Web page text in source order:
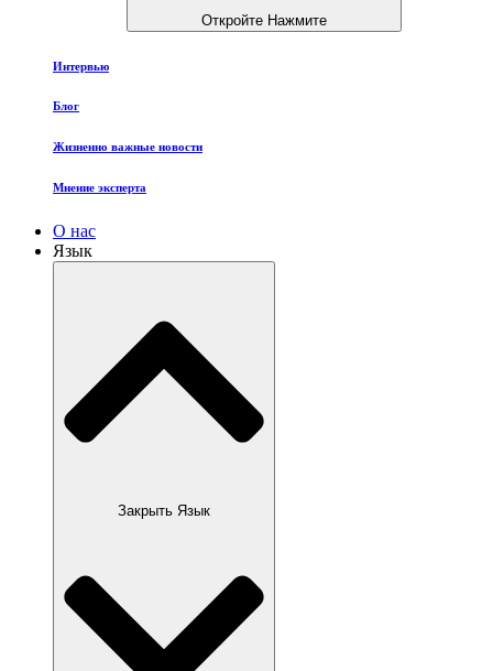
Откройте Нажмите
Интервью
Блог
Жизненно важные новости
Мнение эксперта
О нас
Язык
Закрыть Язык